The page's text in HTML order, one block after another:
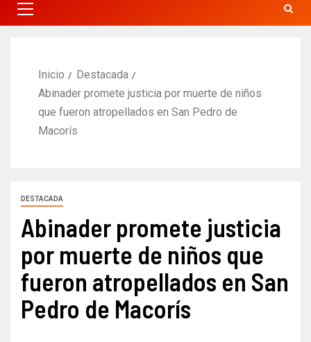
Inicio
Destacada
Abinader promete justicia por muerte de niños
que fueron atropellados en San Pedro de
Macorís
DESTACADA
Abinader promete justicia
por muerte de niños que
fueron atropellados en San
Pedro de Macorís